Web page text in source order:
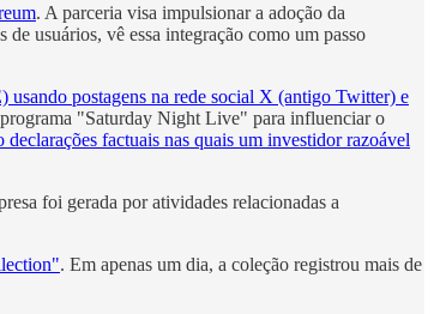
. A parceria visa impulsionar a adoção da
usuários, vê essa integração como um passo
postagens na rede social X (antigo Twitter) e
programa "Saturday Night Live" para influenciar o
factuais nas quais um investidor razoável
foi gerada por atividades relacionadas a
. Em apenas um dia, a coleção registrou mais de